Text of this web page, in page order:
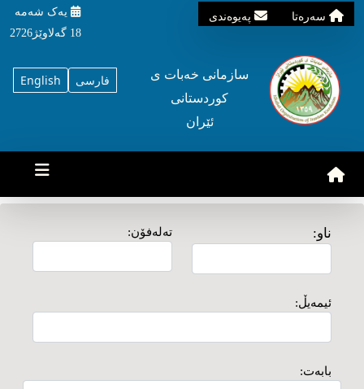
سه‌ره‌تا په‌یوه‌ندی
یه‌ک شه‌مه‌
18 گه‌لاوێژ2726
English فارسی
سازمانی خه‌بات ی
کوردستانی
ئێران
ناو: تەلەفۆن:
ئیمەیڵ:
بابەت: